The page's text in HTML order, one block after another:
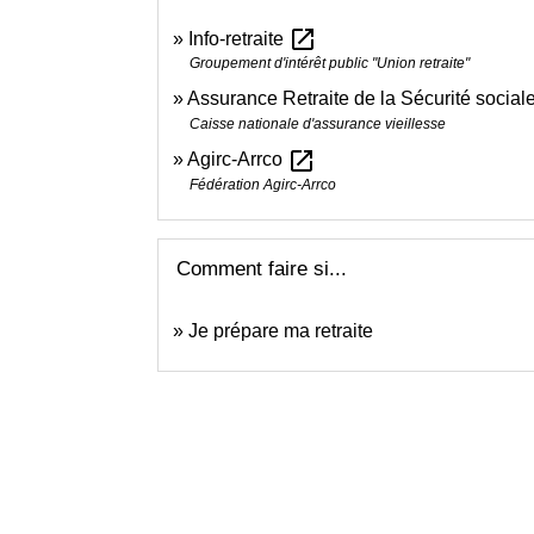
Info-retraite open_in_new
Groupement d'intérêt public "Union retraite"
Assurance Retraite de la Sécurité
Caisse nationale d'assurance vieillesse
Agirc-Arrco open_in_new
Fédération Agirc-Arrco
Comment faire si...
Je prépare ma retraite